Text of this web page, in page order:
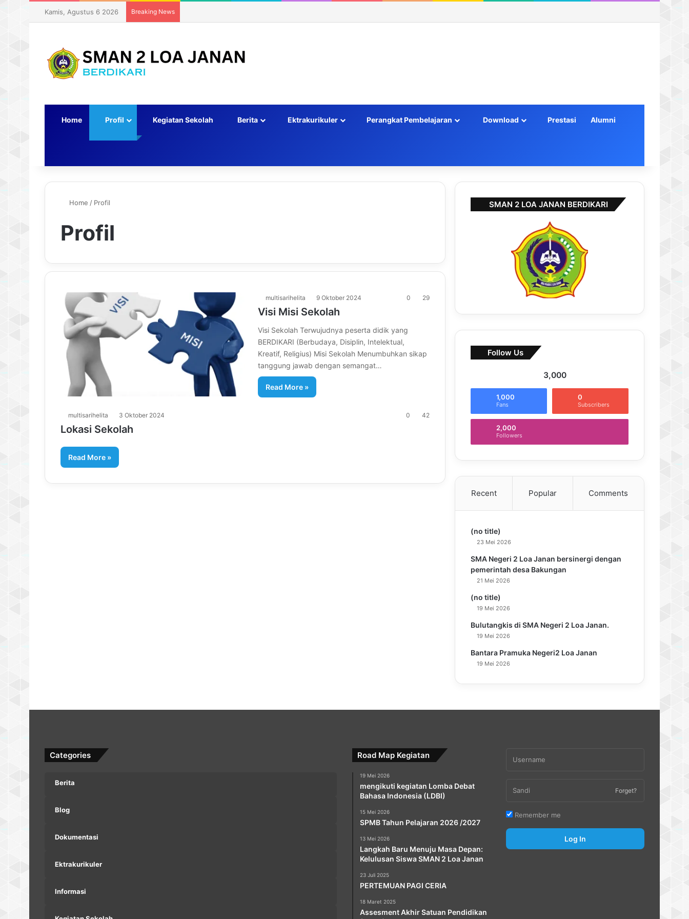
Kamis, Agustus 6 2026 Breaking News
Home Profil Kegiatan Sekolah Berita Ektrakurikuler Perangkat Pembelajaran Download Prestasi Alumni
Home / Profil
Profil
multisarihelita 9 Oktober 2024 0 29
Visi Misi Sekolah
Visi Sekolah Terwujudnya peserta didik yang
BERDIKARI (Berbudaya, Disiplin, Intelektual,
Kreatif, Religius) Misi Sekolah Menumbuhkan sikap
tanggung jawab dengan semangat…
Read More »
multisarihelita 3 Oktober 2024 0 42
Lokasi Sekolah
Read More »
SMAN 2 LOA JANAN BERDIKARI
Follow Us
3,000
1,000
Fans
0
Subscribers
2,000
Followers
Recent Popular Comments
(no title)
23 Mei 2026
SMA Negeri 2 Loa Janan bersinergi dengan
pemerintah desa Bakungan
21 Mei 2026
(no title)
19 Mei 2026
Bulutangkis di SMA Negeri 2 Loa Janan.
19 Mei 2026
Bantara Pramuka Negeri2 Loa Janan
19 Mei 2026
Categories
Berita
Blog
Dokumentasi
Ektrakurikuler
Informasi
Road Map Kegiatan
19 Mei 2026
mengikuti kegiatan Lomba Debat
Bahasa Indonesia (LDBI)
15 Mei 2026
SPMB Tahun Pelajaran 2026 /2027
13 Mei 2026
Langkah Baru Menuju Masa Depan:
Kelulusan Siswa SMAN 2 Loa Janan
23 Juli 2025
PERTEMUAN PAGI CERIA
18 Maret 2025
Assesment Akhir Satuan Pendidikan
Forget?
Remember me
Log In